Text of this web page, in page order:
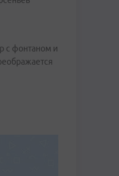
с фонтаном и